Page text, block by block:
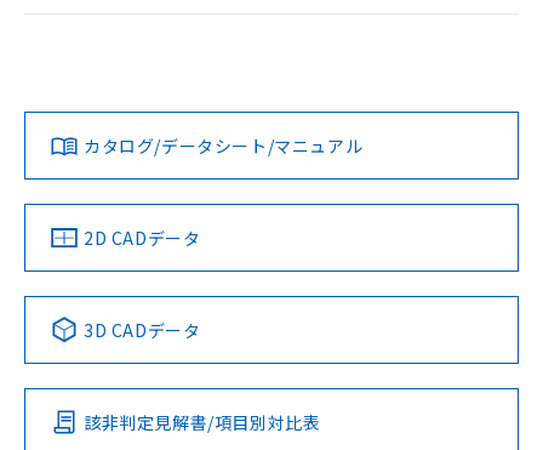
ログイン/会員登録
ダウンロードデータをご利用いただく前に、以下を必ずお読
みください。
ソフトウェアの使用条件
EU RoHS 注意事項・凡例
対応済み
中国 RoHS 注意事項・凡例
Pb Hg Cd Cr(VI)
O
カタログ/データシート/マニュアル
2D CADデータ
3D CADデータ
該非判定見解書/項目別対比表